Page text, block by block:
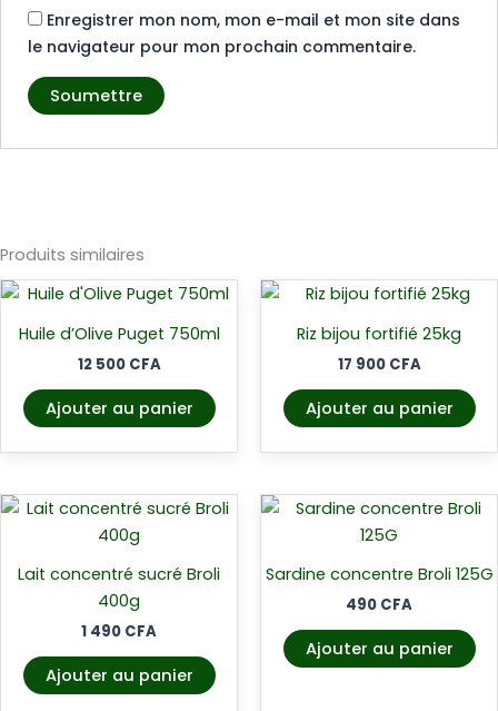
Enregistrer mon nom, mon e-mail et mon site dans
le navigateur pour mon prochain commentaire.
Produits similaires
Huile d’Olive Puget 750ml
12 500 CFA
Ajouter au panier
Riz bijou fortifié 25kg
17 900 CFA
Ajouter au panier
Lait concentré sucré Broli
400g
1 490 CFA
Ajouter au panier
Sardine concentre Broli 125G
490 CFA
Ajouter au panier